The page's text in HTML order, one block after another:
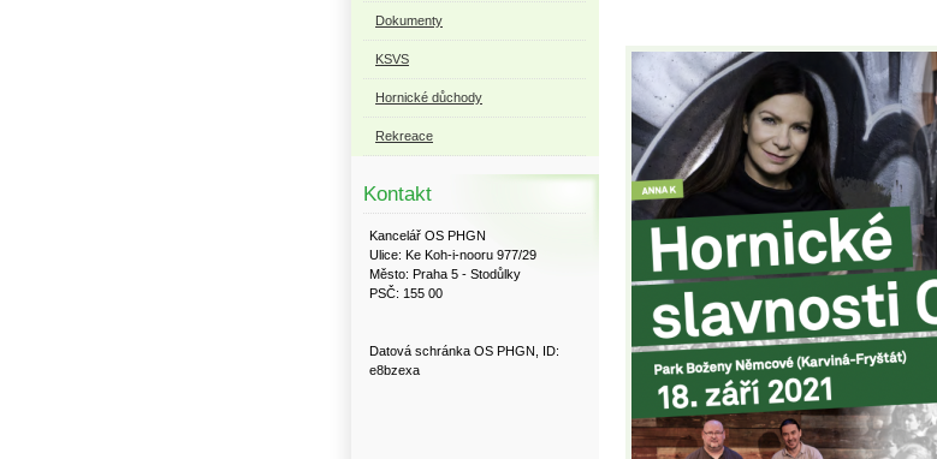
Dokumenty
KSVS
Hornické důchody
Rekreace
Kontakt
Kancelář OS PHGN
Ulice: Ke Koh-i-nooru 977/29
Město: Praha 5 - Stodůlky
PSČ: 155 00
Datová schránka OS PHGN, ID:
e8bzexa